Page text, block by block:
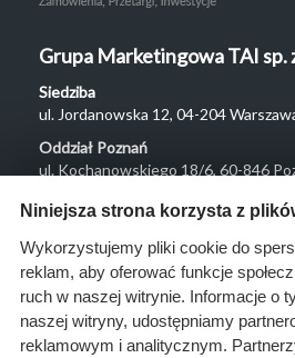
Grupa Marketingowa TAI sp.
Siedziba
ul. Jordanowska 12, 04-204
Oddział Poznań
ul. Kochanowskiego 18/6, 60-846
Menu
O nas
Rozwiązania
Monitoring
przetargów
Niniejsza strona korzysta z
Wykorzystujemy pliki cookie do
reklam, aby oferować funkcje
ruch w naszej witrynie. Informacje o
naszej witryny, udostępniamy
reklamowym i analitycznym.